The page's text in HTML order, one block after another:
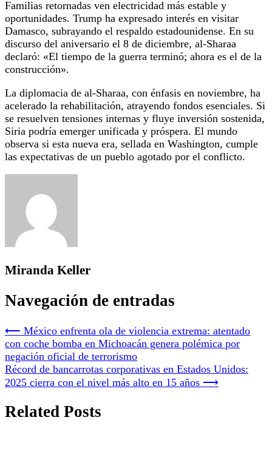
Familias retornadas ven electricidad más estable y
oportunidades. Trump ha expresado interés en visitar
Damasco, subrayando el respaldo estadounidense. En su
discurso del aniversario el 8 de diciembre, al-Sharaa
declaró: «El tiempo de la guerra terminó; ahora es el de la
construcción».
La diplomacia de al-Sharaa, con énfasis en noviembre, ha
acelerado la rehabilitación, atrayendo fondos esenciales. Si
se resuelven tensiones internas y fluye inversión sostenida,
Siria podría emerger unificada y próspera. El mundo
observa si esta nueva era, sellada en Washington, cumple
las expectativas de un pueblo agotado por el conflicto.
Miranda Keller
Navegación de entradas
⟵ México enfrenta ola de violencia extrema: atentado
con coche bomba en Michoacán genera polémica por
negación oficial de terrorismo
Récord de bancarrotas corporativas en Estados Unidos:
2025 cierra con el nivel más alto en 15 años ⟶
Related Posts